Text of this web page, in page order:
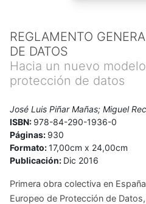
REGLAMENTO
DE DATOS
Hacia un nuevo
protección de datos
José Luis Piñar Mañas; Miguel
ISBN: 978-84-290-1936-0
Páginas: 930
Formato:17,00cm x 24,00cm
Publicación: Dic 2016
Primera obra colectiva en
Europeo de Protección de